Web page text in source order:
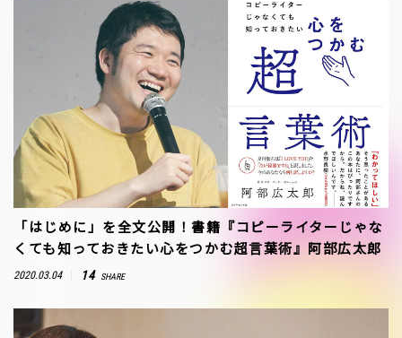
「はじめに」を全文公開！書籍『コピーライターじゃな
くても知っておきたい心をつかむ超言葉術』阿部広太郎
2020.03.04 14 SHARE